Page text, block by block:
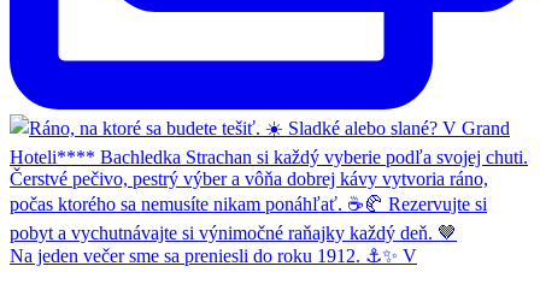
Na jeden večer sme sa preniesli do roku 1912. ⚓✨ V